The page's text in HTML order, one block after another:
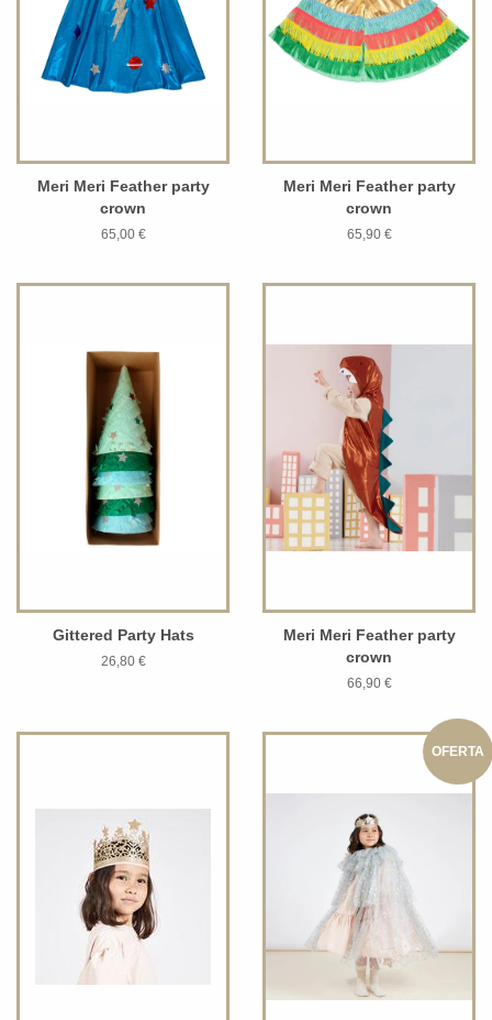
Meri Meri Feather party
crown
65,00 €
Meri Meri Feather party
crown
65,90 €
Gittered Party Hats
26,80 €
Meri Meri Feather party
crown
66,90 €
OFERTA